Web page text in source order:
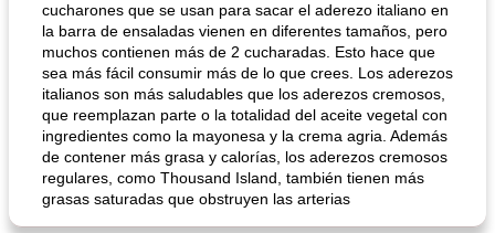
cucharones que se usan para sacar el aderezo italiano en
la barra de ensaladas vienen en diferentes tamaños, pero
muchos contienen más de 2 cucharadas. Esto hace que
sea más fácil consumir más de lo que crees. Los aderezos
italianos son más saludables que los aderezos cremosos,
que reemplazan parte o la totalidad del aceite vegetal con
ingredientes como la mayonesa y la crema agria. Además
de contener más grasa y calorías, los aderezos cremosos
regulares, como Thousand Island, también tienen más
grasas saturadas que obstruyen las arterias